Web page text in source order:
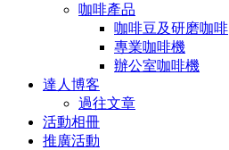
咖啡產品
咖啡豆及研磨咖啡
專業咖啡機
辦公室咖啡機
達人博客
過往文章
活動相冊
推廣活動